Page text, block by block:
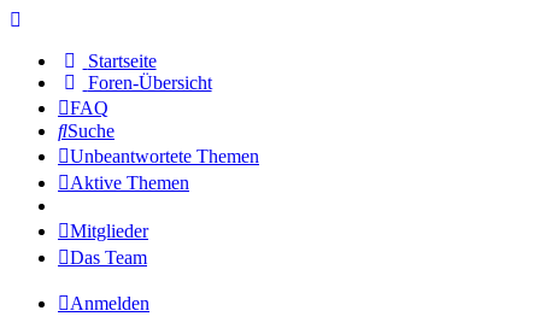
Startseite
Foren-Übersicht
FAQ
Suche
Unbeantwortete Themen
Aktive Themen
Mitglieder
Das Team
Anmelden